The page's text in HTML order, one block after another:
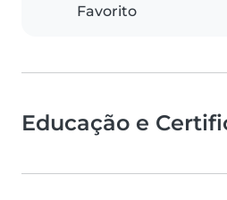
Favorito
Educação e